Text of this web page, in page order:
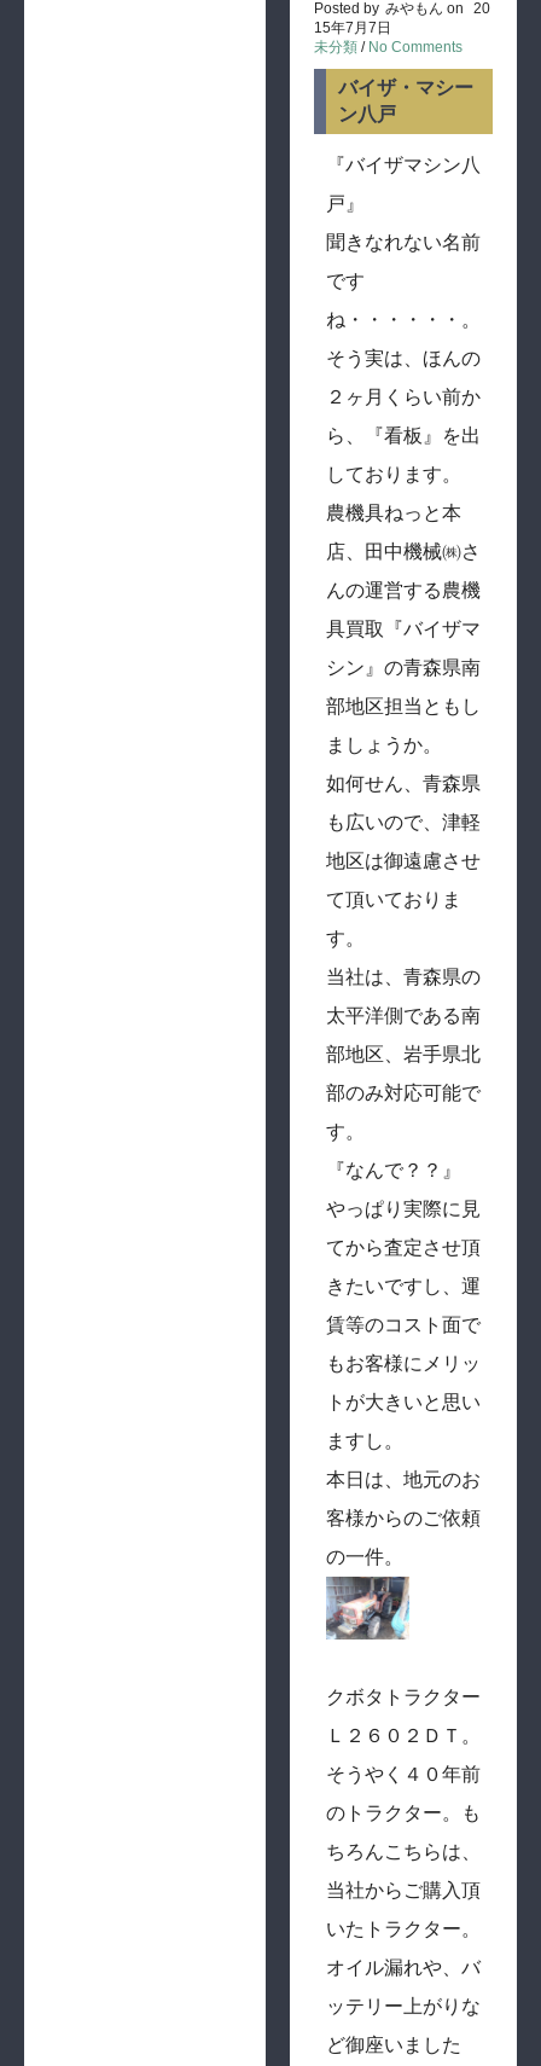
Posted by みやもん on
20
15年7月7日
未分類 / No Comments
バイザ・マシー
ン八戸
『バイザマシン八
戸』
聞きなれない名前
です
ね・・・・・・。
そう実は、ほんの
２ヶ月くらい前か
ら、『看板』を出
しております。
農機具ねっと本
店、田中機械㈱さ
んの運営する農機
具買取『バイザマ
シン』の青森県南
部地区担当ともし
ましょうか。
如何せん、青森県
も広いので、津軽
地区は御遠慮させ
て頂いておりま
す。
当社は、青森県の
太平洋側である南
部地区、岩手県北
部のみ対応可能で
す。
『なんで？？』
やっぱり実際に見
てから査定させ頂
きたいですし、運
賃等のコスト面で
もお客様にメリッ
トが大きいと思い
ますし。
本日は、地元のお
客様からのご依頼
の一件。
クボタトラクター
Ｌ２６０２ＤＴ。
そうやく４０年前
のトラクター。も
ちろんこちらは、
当社からご購入頂
いたトラクター。
オイル漏れや、バ
ッテリー上がりな
ど御座いました